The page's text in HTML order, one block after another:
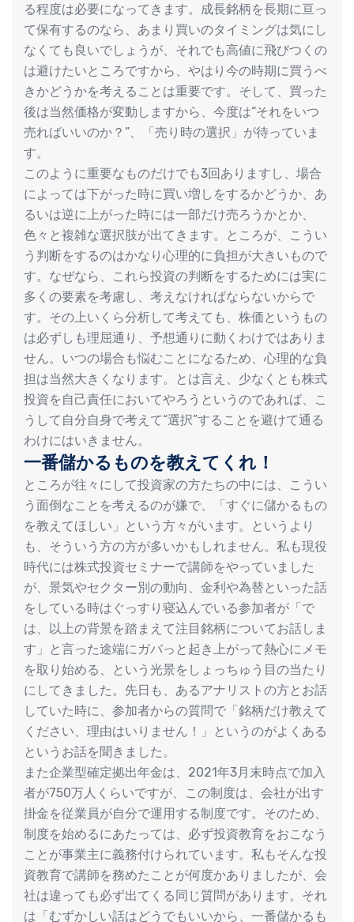
る程度は必要になってきます。成長銘柄を長期に亘っ
て保有するのなら、あまり買いのタイミングは気にし
なくても良いでしょうが、それでも高値に飛びつくの
は避けたいところですから、やはり今の時期に買うべ
きかどうかを考えることは重要です。そして、買った
後は当然価格が変動しますから、今度は“それをいつ
売ればいいのか？”、「売り時の選択」が待っていま
す。
このように重要なものだけでも3回ありますし、場合
によっては下がった時に買い増しをするかどうか、あ
るいは逆に上がった時には一部だけ売ろうかとか、
色々と複雑な選択肢が出てきます。ところが、こうい
う判断をするのはかなり心理的に負担が大きいもので
す。なぜなら、これら投資の判断をするためには実に
多くの要素を考慮し、考えなければならないからで
す。その上いくら分析して考えても、株価というもの
は必ずしも理屈通り、予想通りに動くわけではありま
せん。いつの場合も悩むことになるため、心理的な負
担は当然大きくなります。とは言え、少なくとも株式
投資を自己責任においてやろうというのであれば、こ
うして自分自身で考えて“選択”することを避けて通る
わけにはいきません。
一番儲かるものを教えてくれ！
ところが往々にして投資家の方たちの中には、こうい
う面倒なことを考えるのが嫌で、「すぐに儲かるもの
を教えてほしい」という方々がいます。というより
も、そういう方の方が多いかもしれません。私も現役
時代には株式投資セミナーで講師をやっていました
が、景気やセクター別の動向、金利や為替といった話
をしている時はぐっすり寝込んでいる参加者が「で
は、以上の背景を踏まえて注目銘柄についてお話しま
す」と言った途端にガバっと起き上がって熱心にメモ
を取り始める、という光景をしょっちゅう目の当たり
にしてきました。先日も、あるアナリストの方とお話
していた時に、参加者からの質問で「銘柄だけ教えて
ください、理由はいりません！」というのがよくある
というお話を聞きました。
また企業型確定拠出年金は、2021年3月末時点で加入
者が750万人くらいですが、この制度は、会社が出す
掛金を従業員が自分で運用する制度です。そのため、
制度を始めるにあたっては、必ず投資教育をおこなう
ことが事業主に義務付けられています。私もそんな投
資教育で講師を務めたことが何度かありましたが、会
社は違っても必ず出てくる同じ質問があります。それ
は「むずかしい話はどうでもいいから、一番儲かるも